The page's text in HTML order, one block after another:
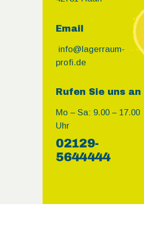
Email
info@lagerraum-
profi.de
Rufen Sie uns an
Mo – Sa: 9.00 – 17.00
Uhr
02129-
5644444